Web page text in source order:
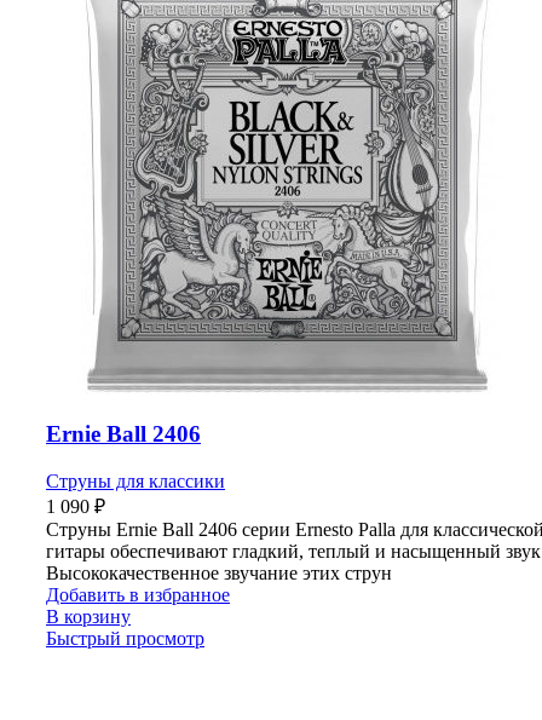
Ernie Ball 2406
Струны для классики
1 090 ₽
Струны Ernie Ball 2406 серии Ernesto Palla для
гитары обеспечивают гладкий, теплый и насыщенный
Высококачественное звучание этих струн
Добавить в избранное
В корзину
Быстрый просмотр